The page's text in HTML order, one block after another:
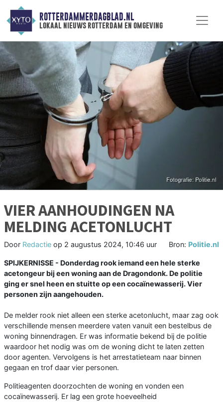
ROTTERDAMMERDAGBLAD.NL
lokaal nieuws rotterdam en omgeving
VIER AANHOUDINGEN NA
MELDING ACETONLUCHT
Door Redactie op 2 augustus 2024, 10:46 uur Bron: Politie.nl
SPIJKERNISSE - Donderdag rook iemand een hele sterke
acetongeur bij een woning aan de Dragondonk. De politie
ging er snel heen en stuitte op een cocaïnewasserij. Vier
personen zijn aangehouden.
De melder rook niet alleen een sterke acetonlucht, maar zag ook
verschillende mensen meerdere vaten vanuit een bestelbus de
woning binnendragen. Er was informatie bekend bij de politie
waardoor het nodig was om de woning dicht te laten zetten
door agenten. Vervolgens is het arrestatieteam naar binnen
gegaan en trof daar vier personen.
Politieagenten doorzochten de woning en vonden een
cocaïnewasserij. Er lag een grote hoeveelheid